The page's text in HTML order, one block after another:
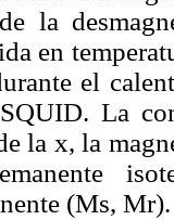
la
en
el
La
la x, la
(Ms, Mr).